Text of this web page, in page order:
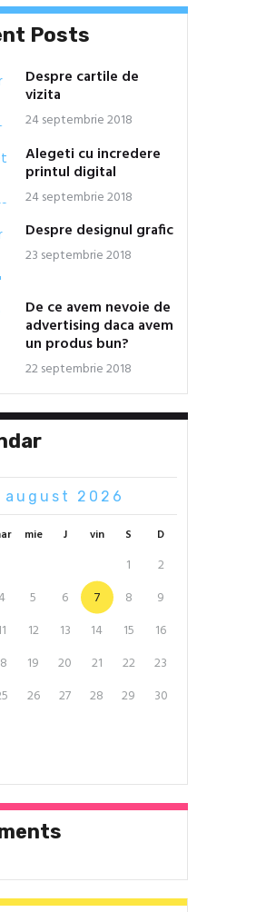
Posts
Despre cartile de
vizita
24 septembrie 2018
Alegeti cu incredere
printul digital
24 septembrie 2018
Despre designul grafic
23 septembrie 2018
De ce avem nevoie de
advertising daca avem
un produs bun?
22 septembrie 2018
august 2026
mie J vin S D
1
2
4 5 6 7 8
9
12 13 14 15
16
19 20 21 22
23
26 27 28 29
30